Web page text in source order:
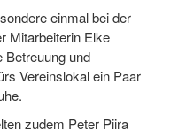
für Frauen
einmal bei der
Mitarbeiterin Elke
Betreuung und
Vereinslokal ein Paar
zudem Peter Piira